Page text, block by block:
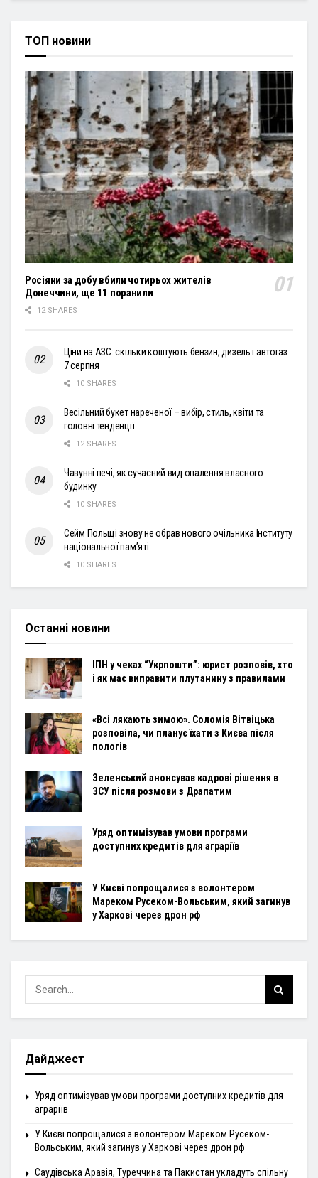
ТОП новини
Росіяни за добу вбили чотирьох жителів
Донеччини, ще 11 поранили
12 SHARES
Ціни на АЗС: скільки коштують бензин, дизель і автогаз
7 серпня
10 SHARES
Весільний букет нареченої – вибір, стиль, квіти та
головні тенденції
12 SHARES
Чавунні печі, як сучасний вид опалення власного
будинку
10 SHARES
Сейм Польщі знову не обрав нового очільника Інституту
національної пам’яті
10 SHARES
Останні новини
ІПН у чеках “Укрпошти”: юрист розповів, хто
і як має виправити плутанину з правилами
«Всі лякають зимою». Соломія Вітвіцька
розповіла, чи планує їхати з Києва після
пологів
Зеленський анонсував кадрові рішення в
ЗСУ після розмови з Драпатим
Уряд оптимізував умови програми
доступних кредитів для аграріїв
У Києві попрощалися з волонтером
Мареком Русеком-Вольським, який загинув
у Харкові через дрон рф
Дайджест
Уряд оптимізував умови програми доступних кредитів для
аграріїв
У Києві попрощалися з волонтером Мареком Русеком-
Вольським, який загинув у Харкові через дрон рф
Саудівська Аравія, Туреччина та Пакистан укладуть спільну